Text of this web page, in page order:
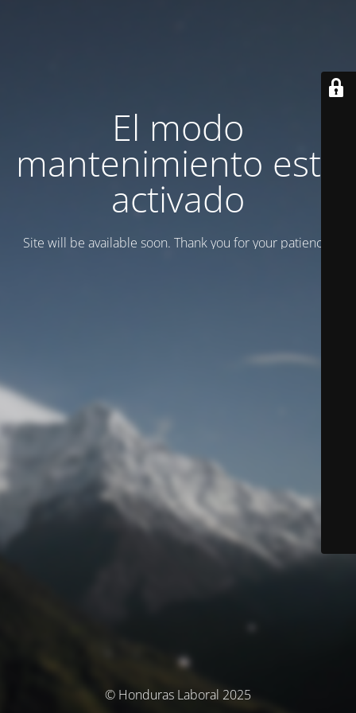
El modo
mantenimiento está
activado
Site will be available soon. Thank you for your patience!
© Honduras Laboral 2025